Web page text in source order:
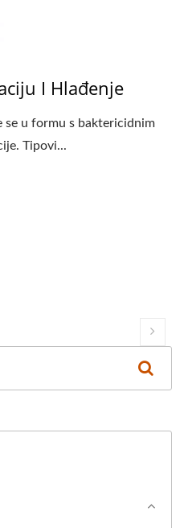
I Hlađenje
se u formu s baktericidnim
Tipovi...